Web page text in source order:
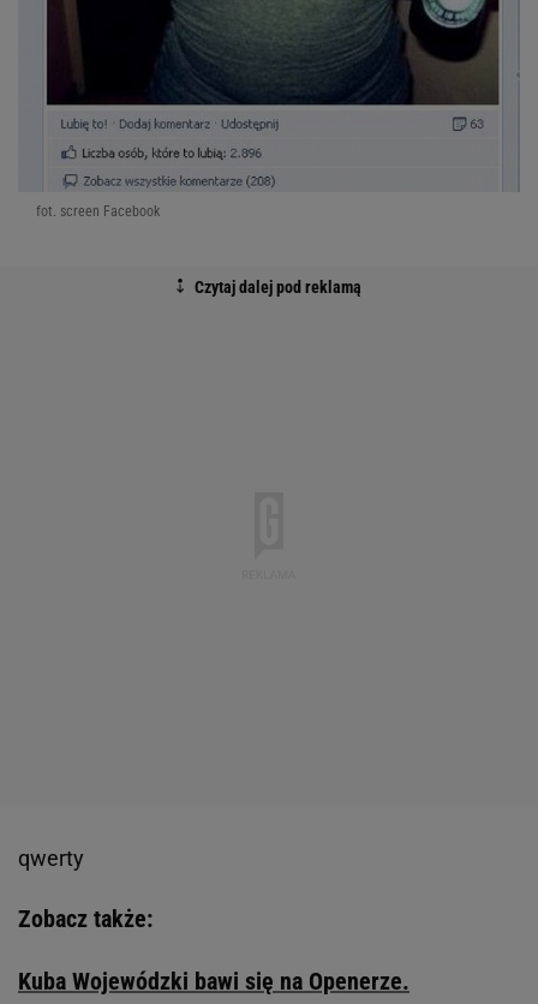
fot. screen Facebook
qwerty
Zobacz także:
Kuba Wojewódzki bawi się na Openerze.